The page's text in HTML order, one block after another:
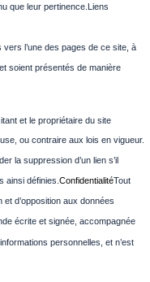
que leur pertinence. Liens
l’une des pages de ce site, à
soient présentés de manière
et le propriétaire du site
ou contraire aux lois en vigueur.
la suppression d’un lien s’il
ainsi définies. ConfidentialitéTout
et d’opposition aux données
écrite et signée, accompagnée
personnelles, et n’est